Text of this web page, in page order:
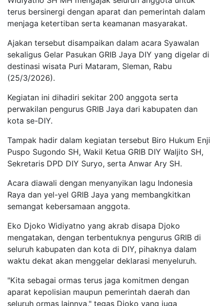
terus bersinergi dengan aparat dan pemerintah dalam
menjaga ketertiban serta keamanan masyarakat.
Ajakan tersebut disampaikan dalam acara Syawalan
sekaligus Gelar Pasukan GRIB Jaya DIY yang digelar di
destinasi wisata Puri Mataram, Sleman, Rabu
(25/3/2026).
Kegiatan ini dihadiri sekitar 200 anggota serta
perwakilan pengurus GRIB Jaya dari kabupaten dan
kota se-DIY.
Tampak hadir dalam kegiatan tersebut Biro Hukum Enji
Puspo Sugondo SH, Wakil Ketua GRIB DIY Waljito SH,
Sekretaris DPD DIY Suryo, serta Anwar Ary SH.
Acara diawali dengan menyanyikan lagu Indonesia
Raya dan yel-yel GRIB Jaya yang membangkitkan
semangat kebersamaan anggota.
Eko Djoko Widiyatno yang akrab disapa Djoko
mengatakan, dengan terbentuknya pengurus GRIB di
seluruh kabupaten dan kota di DIY, pihaknya dalam
waktu dekat akan menggelar deklarasi menyeluruh.
"Kita sebagai ormas terus jaga komitmen dengan
aparat kepolisian maupun pemerintah daerah dan
seluruh ormas lainnya," tegas Djoko yang juga